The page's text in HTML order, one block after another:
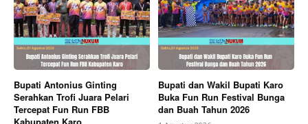
Bupati Antonius Ginting
Serahkan Trofi Juara Pelari
Tercepat Fun Run FBB
Bupati dan Wakil Bupati Karo
Buka Fun Run Festival Bunga
dan Buah Tahun 2026